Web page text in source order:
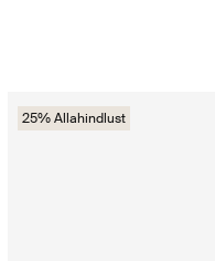
25% Allahindlust